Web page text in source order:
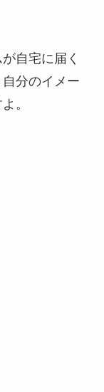
自宅に届く
分のイメー
。